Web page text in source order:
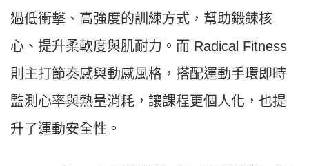
過低衝擊、高強度的訓練方式，幫助鍛鍊核
心、提升柔軟度與肌耐力。而 Radical Fitness
則主打節奏感與動感風格，搭配運動手環即時
監測心率與熱量消耗，讓課程更個人化，也提
升了運動安全性。